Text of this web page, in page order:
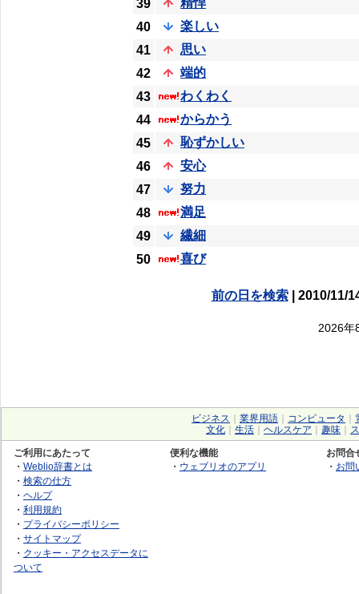
39
精悍
40
楽しい
41
思い
42
端的
43
わくわく
44
からかう
45
恥ずかしい
46
安心
47
努力
48
満足
49
繊細
50
喜び
前の日を検索| 2010/11/
2026年
ビジネス 業界用語 コンピュータ
文化
生活 ヘルスケア 趣味
ご利用にあたって
・ Weblio辞書とは
・ 検索の仕方
・ ヘルプ
・ 利用規約
・ プライバシーポリシー
・ サイトマップ
・ クッキー・アクセスデータに
ついて
便利な機能
・ ウェブリオのアプリ
お問合
・ お問